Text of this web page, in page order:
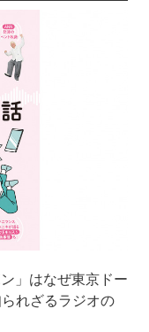
」はなぜ東京ドー
れざるラジオの